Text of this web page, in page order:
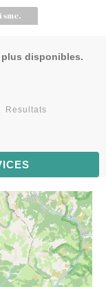
disponibles.
Resultats